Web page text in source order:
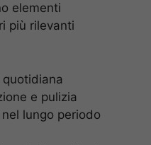
elementi
più rilevanti
quotidiana
e pulizia
lungo periodo